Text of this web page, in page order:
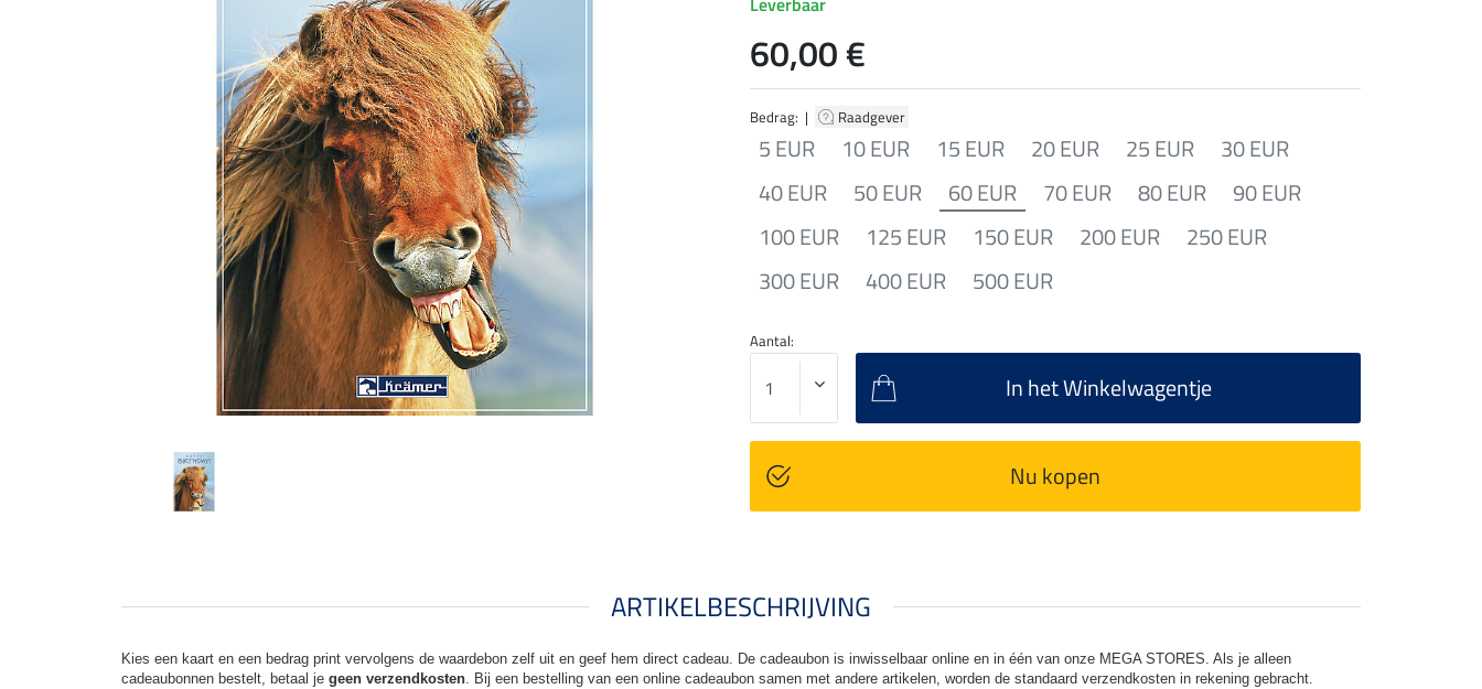
Bedrag: | Raadgever
5 EUR 10 EUR 15 EUR 20 EUR 25 EUR
30 EUR
40 EUR
50 EUR 60 EUR 70 EUR 80 EUR
90 EUR
100 EUR
125 EUR 150 EUR 200 EUR
250 EUR
300 EUR
400 EUR 500 EUR
60,00 €
Aantal:
In het Winkelwagentje
Nu kopen
ARTIKELBESCHRIJVING
Kies een kaart en een bedrag print vervolgens de waardebon zelf uit en geef hem direct cadeau. De cadeaubon is inwisselbaar online en in één van onze MEGA STORES. Als je alleen
cadeaubonnen bestelt, betaal je geen verzendkosten. Bij een bestelling van een online cadeaubon samen met andere artikelen, worden de standaard verzendkosten in rekening gebracht.